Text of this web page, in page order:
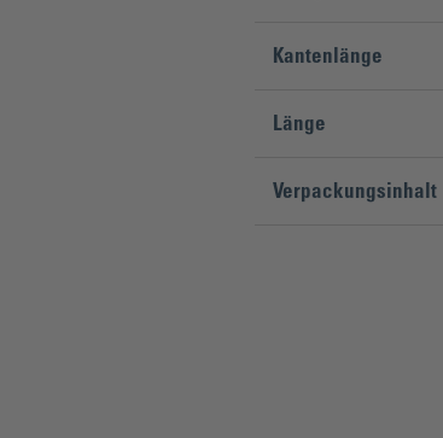
Kantenlänge
Länge
Verpackungsinhalt